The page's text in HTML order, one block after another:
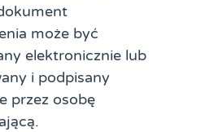
może być
elektronicznie lub
i podpisany
przez osobę